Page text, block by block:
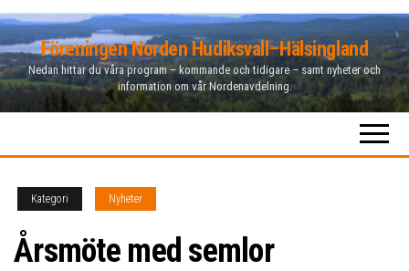
Hoppa
till
innehåll
Föreningen Norden Hudiksvall–Hälsingland
Nedan hittar du våra program – kommande och tidigare – samt nyheter och
information om vår Nordenavdelning.
Kategori Nyheter
Årsmöte med semlor